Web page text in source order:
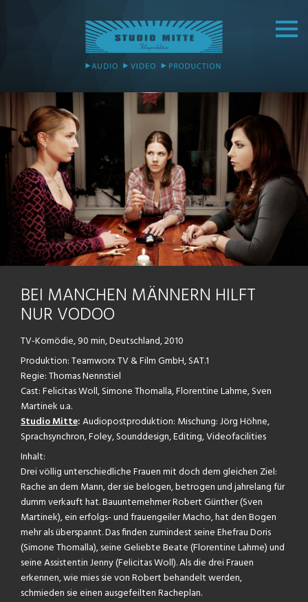
BEI MANCHEN MÄNNERN HILFT
NUR VODOO
TV-Komödie, 90 min, Deutschland, 2010
Produktion: Teamworx TV & Film GmbH, SAT.1
Regie: Thomas Nennstiel
Cast: Felicitas Woll, Simone Thomalla, Florentine Lahme, Sven
Martinek u.a.
Studio Mitte:Audiopostproduktion: Mischung: Jörg Höhne,
Sprachsynchron, Foley, Sounddesign, Editing, Videofacilities
Inhalt:
Drei völlig unterschiedliche Frauen mit doch dem gleichen Ziel:
Rache an dem Mann, der sie belogen, betrogen und jahrelang für
dumm verkauft hat. Bauunternehmer Robert Günther (Sven
Martinek), ein erfolgs- und frauengeiler Macho, hat den Bogen
mehr als überspannt. Das finden zumindest seine Ehefrau Doris
(Simone Thomalla), seine Geliebte Beate (Florentine Lahme) und
seine Assistentin Jenny (Felicitas Woll). Als die drei Frauen
erkennen, wie mies sie von Robert behandelt werden,
schmieden sie einen ausgefeilten Racheplan.